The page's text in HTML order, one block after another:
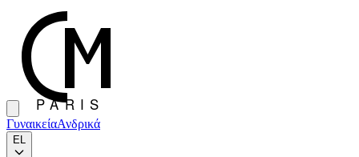
ΓυναικείαΑνδρικά
EL